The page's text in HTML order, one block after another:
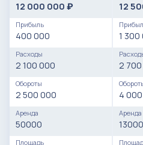
12 000 000 ₽
Прибыль
400 000
Расходы
2 100 000
Обороты
2 500 000
Аренда
50000
Площадь
12
1 300
2
4
Аренда